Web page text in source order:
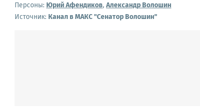
Персоны: Юрий Афендиков, Александр Волошин
Источник: Канал в МАКС "Сенатор Волошин"